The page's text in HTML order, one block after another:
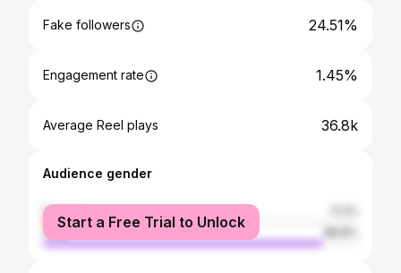
Fake followers 24.51%
Engagement rate 1.45%
Average Reel plays 36.8k
Audience gender
female
male
Start a Free Trial to Unlock